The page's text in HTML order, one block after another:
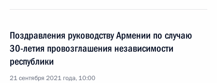
Поздравления руководству Армении по случаю
30-летия провозглашения независимости
республики
21 сентября 2021 года, 10:00